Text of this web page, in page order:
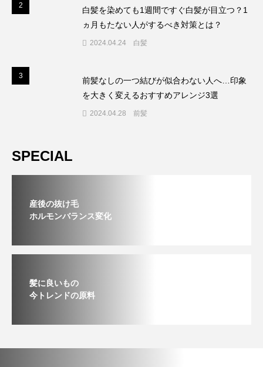
2
白髪を染めても1週間ですぐ白髪が目立つ？1
ヵ月もたない人がするべき対策とは？
2024.04.24 白髪
3
前髪なしの一つ結びが似合わない人へ…印象
を大きく変えるおすすめアレンジ3選
2024.04.28 前髪
SPECIAL
産後の抜け毛
ホルモンバランス変化
髪に良いもの
今トレンドの原料